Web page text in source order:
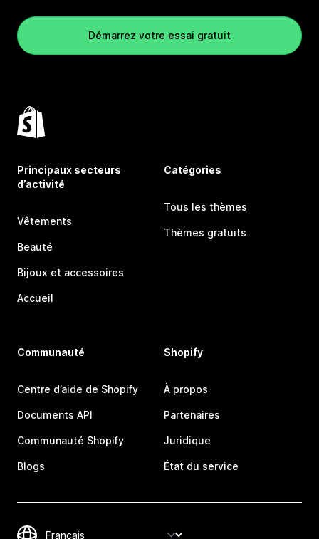
Démarrez votre essai gratuit
Principaux secteurs
d’activité
Vêtements
Beauté
Bijoux et accessoires
Accueil
Catégories
Tous les thèmes
Thèmes gratuits
Communauté
Centre d’aide de Shopify
Documents API
Communauté Shopify
Blogs
Shopify
À propos
Partenaires
Juridique
État du service